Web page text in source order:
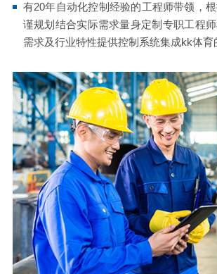
有20年自动化控制经验的工程师带领，
谨规划结合实际需求量身定制专职工程
需求及行业特性提供控制系统集成kk体育